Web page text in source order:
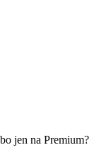
jen na Premium?